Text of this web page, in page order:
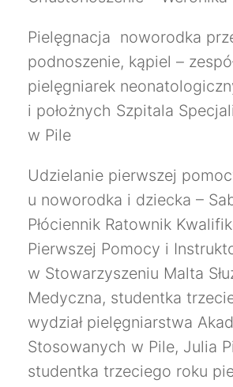
Pielęgnacja noworodka
podnoszenie, kąpiel –
pielęgniarek
i położnych Szpitala
w Pile
Udzielanie pierwszej
u noworodka i dziecka –
Płóciennik Ratownik
Pierwszej Pomocy i
w Stowarzyszeniu Malta
Medyczna, studentka
wydział pielęgniarstwa
Stosowanych w Pile, Julia
studentka trzeciego roku